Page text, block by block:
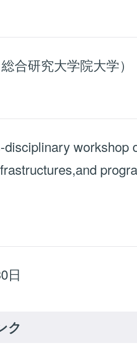
合研究大学院大学）
workshop
and
日
ク